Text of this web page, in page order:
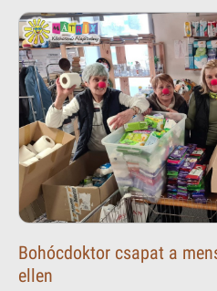
Bohócdoktor csapat a
ellen